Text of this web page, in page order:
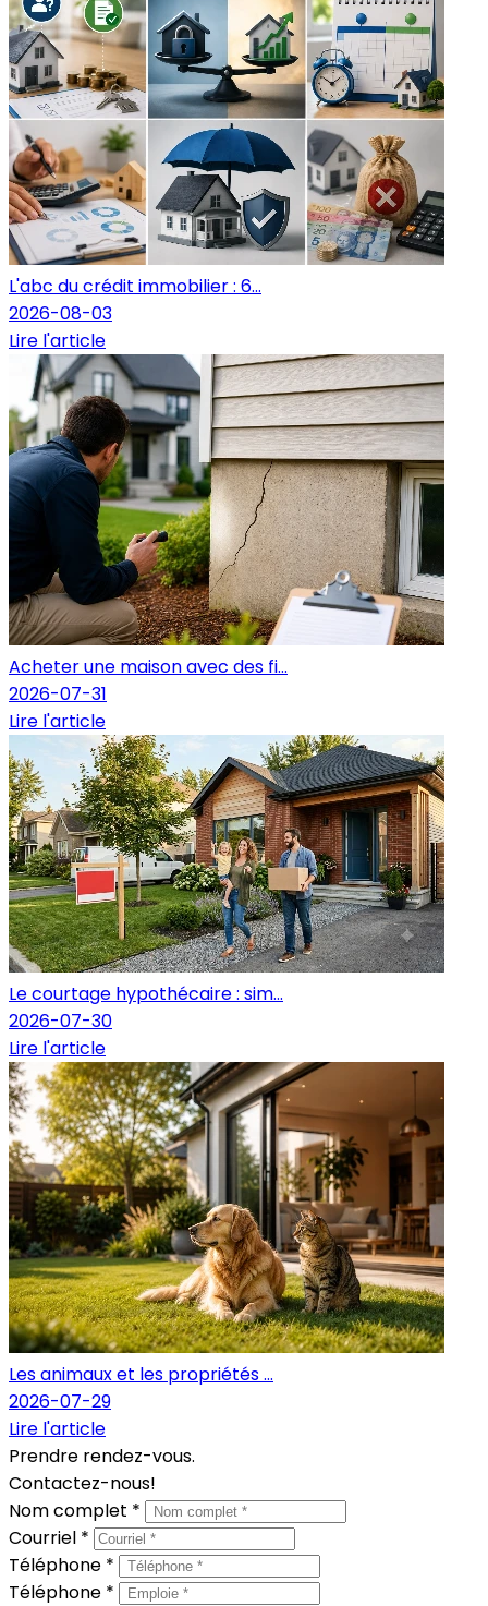
L'abc du crédit immobilier : 6...
2026-08-03
Lire l'article
Acheter une maison avec des fi...
2026-07-31
Lire l'article
Le courtage hypothécaire : sim...
2026-07-30
Lire l'article
Les animaux et les propriétés ...
2026-07-29
Lire l'article
Prendre rendez-vous.
Contactez-nous!
Nom complet *
Courriel *
Téléphone *
Téléphone *